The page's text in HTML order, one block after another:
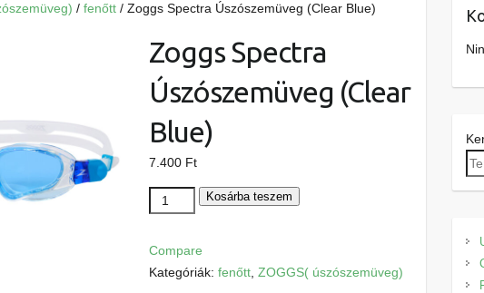
/ fenőtt/ Zoggs Spectra Úszószemüveg (Clear Blue)
Zoggs Spectra
Úszószemüveg (Clear
Blue)
7.400 Ft
Zoggs
Spectra
(Clear
Blue)
Kosárba teszem
Compare
Kategóriák: fenőtt, ZOGGS( úszószemüveg)